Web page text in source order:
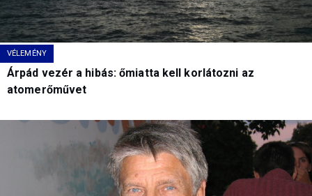
VÉLEMÉNY
Árpád vezér a hibás: őmiatta kell korlátozni az
atomerőművet